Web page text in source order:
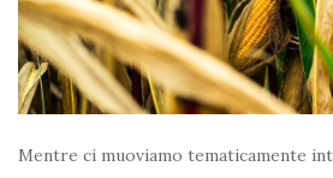
Mentre ci muoviamo tematicamente